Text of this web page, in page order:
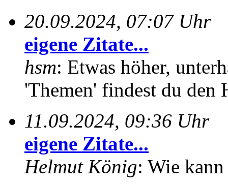
20.09.2024, 07:07 Uhr
eigene Zitate...
hsm: Etwas höher,
'Themen' findest du den
11.09.2024, 09:36 Uhr
eigene Zitate...
Helmut König: Wie